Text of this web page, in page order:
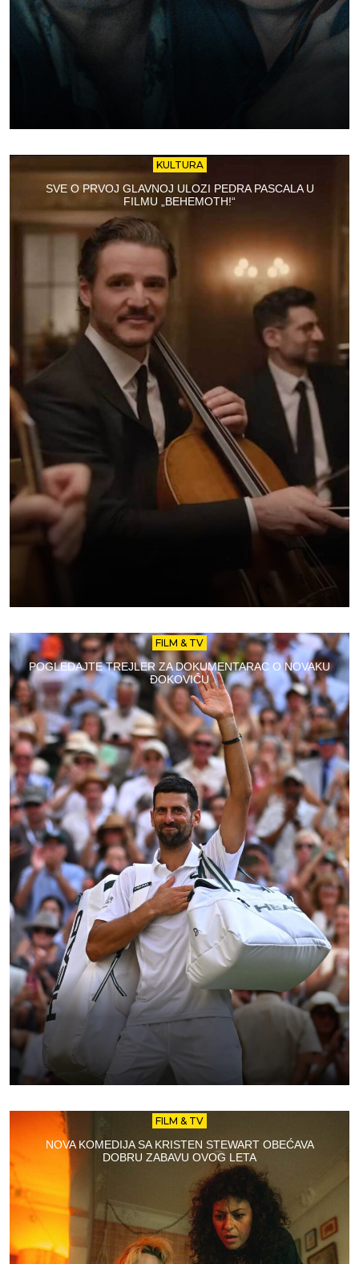
KULTURA
SVE O PRVOJ GLAVNOJ ULOZI PEDRA PASCALA U
FILMU „BEHEMOTH!“
FILM & TV
POGLEDAJTE TREJLER ZA DOKUMENTARAC O NOVAKU
ĐOKOVIĆU
FILM & TV
NOVA KOMEDIJA SA KRISTEN STEWART OBEĆAVA
DOBRU ZABAVU OVOG LETA